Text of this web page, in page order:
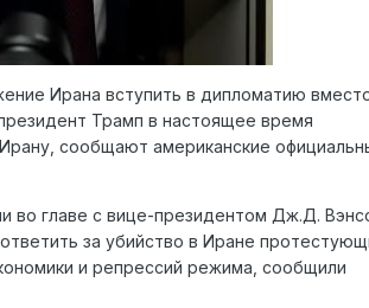
Ирана вступить в дипломатию
Трамп в настоящее время
сообщают американские
во главе с вице-президентом Дж.Д.
за убийство в Иране
и репрессий режима, сообщили